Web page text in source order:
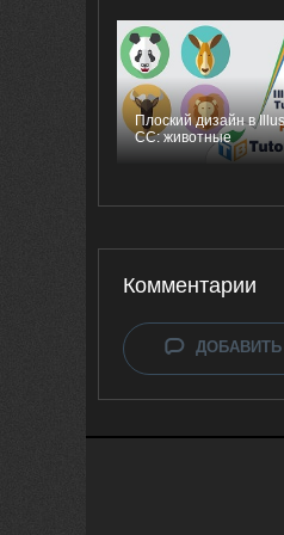
Плоский дизайн в
CC: животные
Комментарии